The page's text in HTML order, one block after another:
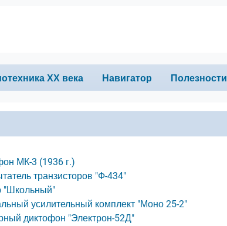
ХХ века Навигатор Полезности
МК-3 (1936 г.)
транзисторов "Ф-434"
"Школьный"
усилительный комплект "Моно 25-2"
диктофон "Электрон-52Д"